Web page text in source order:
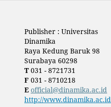
Publisher : Universitas
Dinamika
Raya Kedung Baruk 98
Surabaya 60298
T031 - 8721731
F031 - 8710218
E official@dinamika.ac.id
http://www.dinamika.ac.id